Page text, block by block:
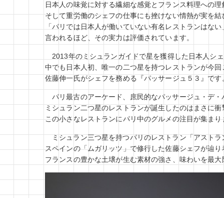
日本人の味覚に対する繊細な感覚とフランス料理への理
そして重労働のシェフの仕事にも挫けない情熱が実を結
「パリでは日本人が働いていない有名レストランはない
言われるほど、その実力は評価されています。
2013年のミシュランガイドで星を獲得した日本人シ
中でも日本人初、唯一の二つ星を持つレストランが今回
佐藤伸一氏がシェフを務める『パッサージュ５３』です
パリ最古のアーケード、庶民的なパッサージュ・デ・
ミシュラン二つ星のレストランが誕生したのはまさに衝
この小さなレストランにパリ中のグルメの注目が集まり
ミシュラン三つ星を持つパリのレストラン「アストラ
スペインの「ムガリッツ」で修行した佐藤シェフが辿り
フランスの豊かな土壌が生む素材の強さ、味わいを最